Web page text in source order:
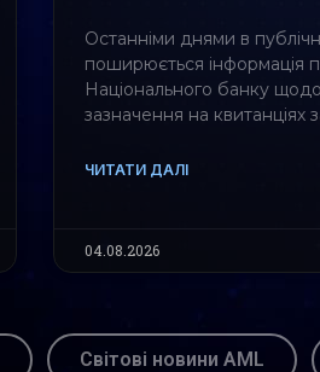
Останніми днями в
поширюється інформація
Національного банку
зазначення на квитанціях
ЧИТАТИ ДАЛІ
04.08.2026
Світові новини AML